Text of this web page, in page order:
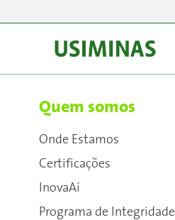
Quem somos
Onde Estamos
Certificações
InovaAí
Programa de Integridade